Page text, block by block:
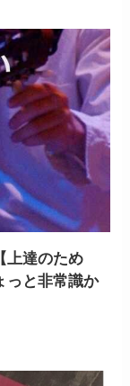
上達のため
っと非常識か